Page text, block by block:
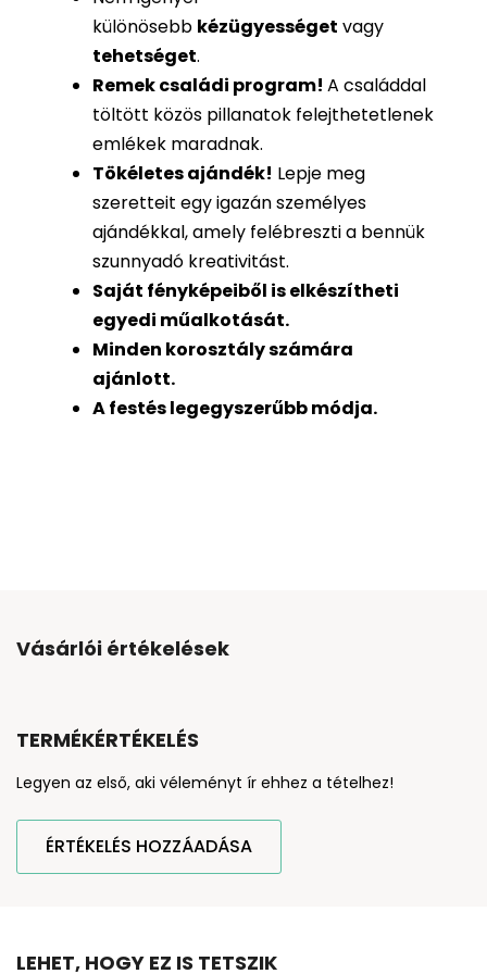
különösebb kézügyességet vagy
tehetséget.
Remek családi program! A családdal
töltött közös pillanatok felejthetetlenek
emlékek maradnak.
Tökéletes ajándék! Lepje meg
szeretteit egy igazán személyes
ajándékkal, amely felébreszti a bennük
szunnyadó kreativitást.
Saját fényképeiből iselkészítheti
egyedi műalkotását.
Minden korosztály számára
ajánlott.
A festés legegyszerűbb módja.
Vásárlói értékelések
TERMÉKÉRTÉKELÉS
Legyen az első, aki véleményt ír ehhez a tételhez!
ÉRTÉKELÉS HOZZÁADÁSA
LEHET, HOGY EZ IS TETSZIK